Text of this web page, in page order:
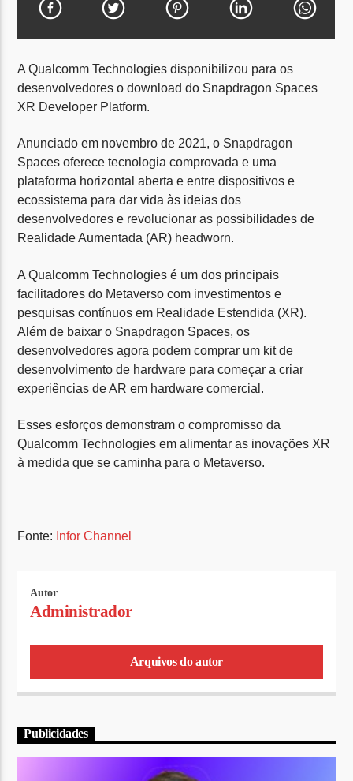
Artista
Fala Sério
14:30 18:00
A Qualcomm Technologies disponibilizou para os
desenvolvedores o download do Snapdragon Spaces
XR Developer Platform.
Anunciado em novembro de 2021, o Snapdragon
Spaces oferece tecnologia comprovada e uma
plataforma horizontal aberta e entre dispositivos e
ecossistema para dar vida às ideias dos
desenvolvedores e revolucionar as possibilidades de
Realidade Aumentada (AR) headworn.
A Qualcomm Technologies é um dos principais
facilitadores do Metaverso com investimentos e
pesquisas contínuos em Realidade Estendida (XR).
Além de baixar o Snapdragon Spaces, os
desenvolvedores agora podem comprar um kit de
desenvolvimento de hardware para começar a criar
experiências de AR em hardware comercial.
Esses esforços demonstram o compromisso da
Qualcomm Technologies em alimentar as inovações XR
à medida que se caminha para o Metaverso.
Fonte: Infor Channel
Autor
Administrador
Arquivos do autor
Publicidades